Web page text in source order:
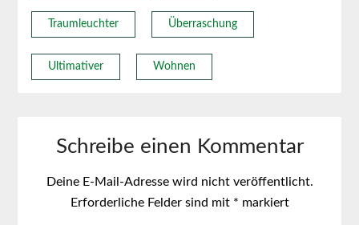
Traumleuchter Überraschung
Ultimativer Wohnen
Schreibe einen Kommentar
Deine E-Mail-Adresse wird nicht veröffentlicht.
Erforderliche Felder sind mit * markiert